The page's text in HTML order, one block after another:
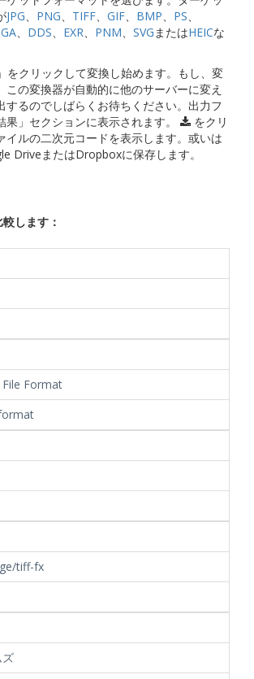
JPG、 PNG、 TIFF、 GIF、 BMP、 PS、
、 DDS、 EXR、 PNM、 SVGまたはHEICな
をクリックして変換し始めます。もし、変
この変換器が自動的に他のサーバーに変え
するのでしばらくお待ちください。出力フ
果」セクションに表示されます。
をクリ
イルの二次元コードを表示します。或いは
DriveまたはDropboxに保存します。
します：
Format
tiff-fx